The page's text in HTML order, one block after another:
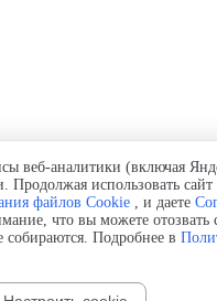
веб-аналитики (включая
Продолжая использовать
файлов Cookie , и даете
что вы можете отозвать
Подробнее в